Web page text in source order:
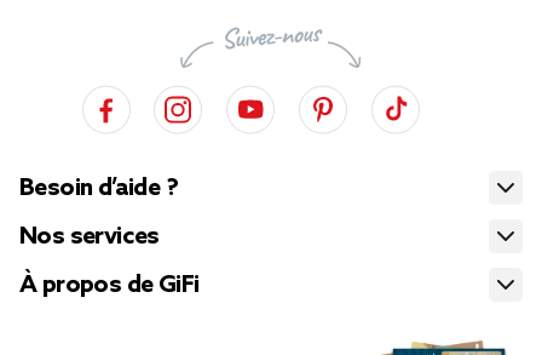
Besoin d’aide ?
Nos services
À propos de GiFi